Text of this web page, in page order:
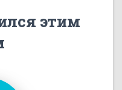
этим